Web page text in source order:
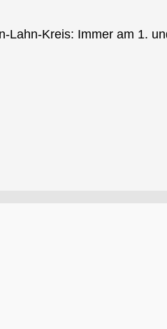
Lahn-Kreis: Immer am 1.